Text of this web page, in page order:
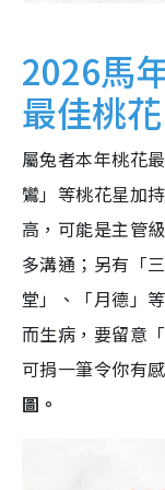
2026馬
最佳桃花
屬兔者本年桃花
鸞」等桃花星加
高，可能是主管
多溝通；另有「
堂」、「月德」
而生病，要留意
可捐一筆令你有
圖。